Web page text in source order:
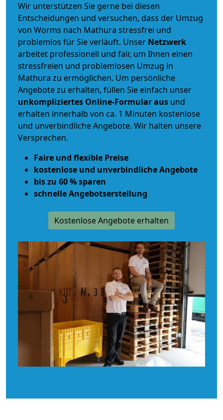
Wir unterstützen Sie gerne bei diesen
Entscheidungen und versuchen, dass der Umzug
von Worms nach Mathura stressfrei und
problemlos für Sie verläuft. Unser Netzwerk
arbeitet professionell und fair, um Ihnen einen
stressfreien und problemlosen Umzug in
Mathura zu ermöglichen. Um persönliche
Angebote zu erhalten, füllen Sie einfach unser
unkompliziertes Online-Formular aus und
erhalten innerhalb von ca. 1 Minuten kostenlose
und unverbindliche Angebote. Wir halten unsere
Versprechen.
Faire und flexible Preise
kostenlose und unverbindliche Angebote
bis zu 60 % sparen
schnelle Angebotserstellung
Kostenlose Angebote erhalten